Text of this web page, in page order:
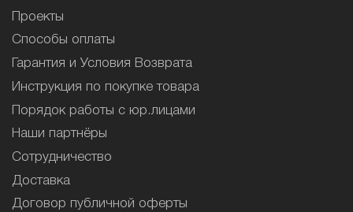
Проекты
Способы оплаты
Гарантия и Условия Возврата
Инструкция по покупке товара
Порядок работы с юр.лицами
Наши партнёры
Сотрудничество
Доставка
Договор публичной оферты